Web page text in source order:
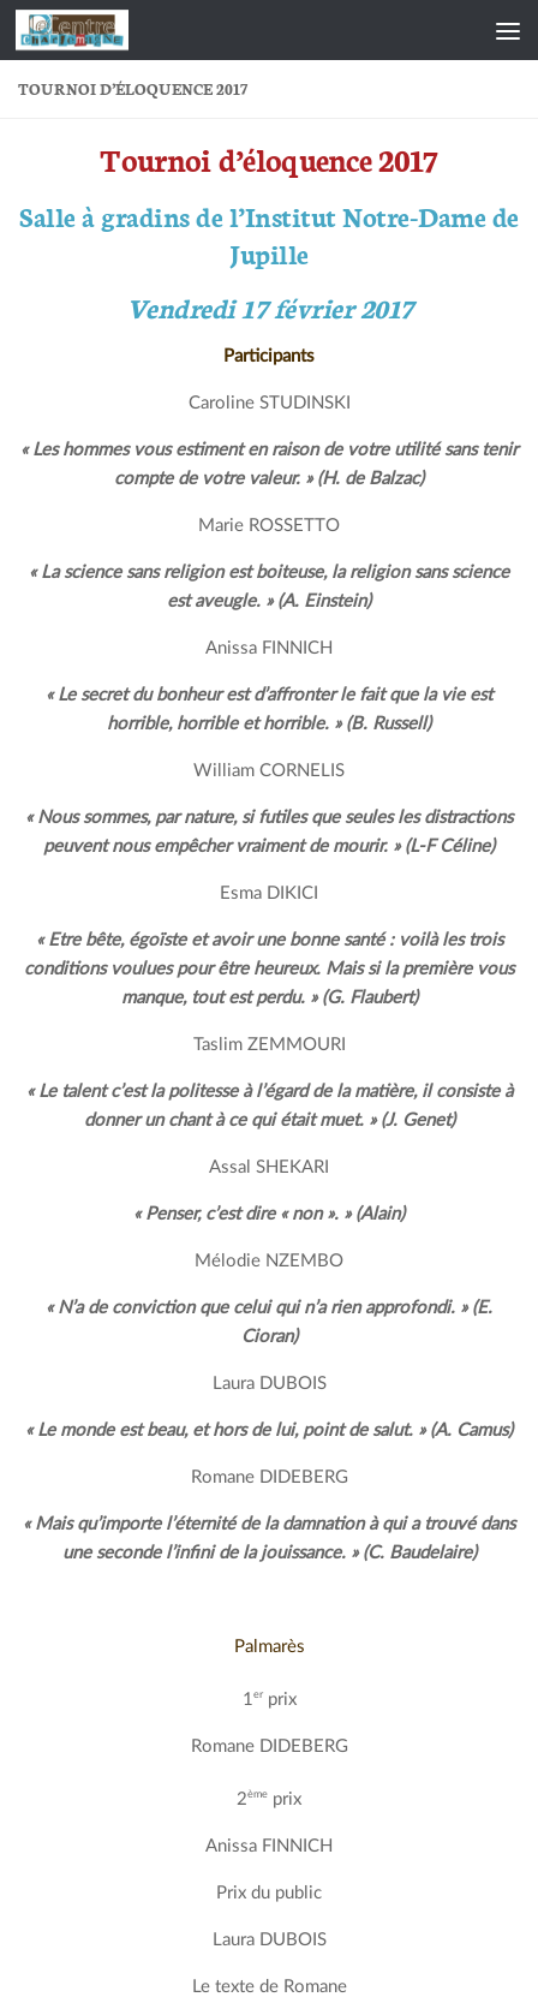
Skip to content
TOURNOI D’ÉLOQUENCE 2017
Tournoi d’éloquence 2017
Salle à gradins de l’Institut Notre-Dame de
Jupille
Vendredi 17 février 2017
Participants
Caroline STUDINSKI
« Les hommes vous estiment en raison de votre utilité sans tenir
compte de votre valeur. » (H. de Balzac)
Marie ROSSETTO
« La science sans religion est boiteuse, la religion sans science
est aveugle. » (A. Einstein)
Anissa FINNICH
« Le secret du bonheur est d’affronter le fait que la vie est
horrible, horrible et horrible. » (B. Russell)
William CORNELIS
« Nous sommes, par nature, si futiles que seules les distractions
peuvent nous empêcher vraiment de mourir. » (L-F Céline)
Esma DIKICI
« Etre bête, égoïste et avoir une bonne santé : voilà les trois
conditions voulues pour être heureux. Mais si la première vous
manque, tout est perdu. » (G. Flaubert)
Taslim ZEMMOURI
« Le talent c’est la politesse à l’égard de la matière, il consiste à
donner un chant à ce qui était muet. » (J. Genet)
Assal SHEKARI
« Penser, c’est dire « non ». » (Alain)
Mélodie NZEMBO
« N’a de conviction que celui qui n’a rien approfondi. » (E.
Cioran)
Laura DUBOIS
« Le monde est beau, et hors de lui, point de salut. » (A. Camus)
Romane DIDEBERG
« Mais qu’importe l’éternité de la damnation à qui a trouvé dans
une seconde l’infini de la jouissance. » (C. Baudelaire)
Palmarès
1erprix
Romane DIDEBERG
2ème prix
Anissa FINNICH
Prix du public
Laura DUBOIS
Le texte de Romane